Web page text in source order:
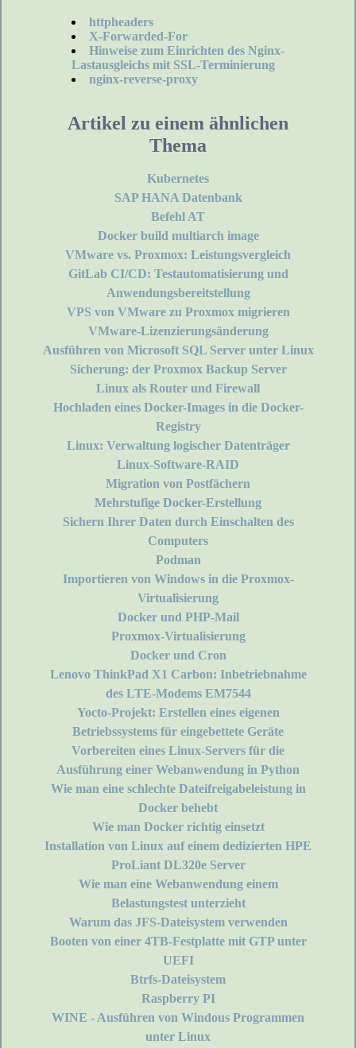
httpheaders
X-Forwarded-For
Hinweise zum Einrichten des Nginx-
Lastausgleichs mit SSL-Terminierung
nginx-reverse-proxy
Artikel zu einem ähnlichen
Thema
Kubernetes
SAP HANA Datenbank
Befehl AT
Docker build multiarch image
VMware vs. Proxmox: Leistungsvergleich
GitLab CI/CD: Testautomatisierung und
Anwendungsbereitstellung
VPS von VMware zu Proxmox migrieren
VMware-Lizenzierungsänderung
Ausführen von Microsoft SQL Server unter Linux
Sicherung: der Proxmox Backup Server
Linux als Router und Firewall
Hochladen eines Docker-Images in die Docker-
Registry
Linux: Verwaltung logischer Datenträger
Linux-Software-RAID
Migration von Postfächern
Mehrstufige Docker-Erstellung
Sichern Ihrer Daten durch Einschalten des
Computers
Podman
Importieren von Windows in die Proxmox-
Virtualisierung
Docker und PHP-Mail
Proxmox-Virtualisierung
Docker und Cron
Lenovo ThinkPad X1 Carbon: Inbetriebnahme
des LTE-Modems EM7544
Yocto-Projekt: Erstellen eines eigenen
Betriebssystems für eingebettete Geräte
Vorbereiten eines Linux-Servers für die
Ausführung einer Webanwendung in Python
Wie man eine schlechte Dateifreigabeleistung in
Docker behebt
Wie man Docker richtig einsetzt
Installation von Linux auf einem dedizierten HPE
ProLiant DL320e Server
Wie man eine Webanwendung einem
Belastungstest unterzieht
Warum das JFS-Dateisystem verwenden
Booten von einer 4TB-Festplatte mit GTP unter
UEFI
Btrfs-Dateisystem
Raspberry PI
WINE - Ausführen von Windous Programmen
unter Linux